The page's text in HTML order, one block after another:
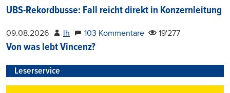
UBS-Rekordbusse: Fall reicht direkt in Konzernleitung
09.08.2026 lh 103 Kommentare 19'277
Von was lebt Vincenz?
Leserservice